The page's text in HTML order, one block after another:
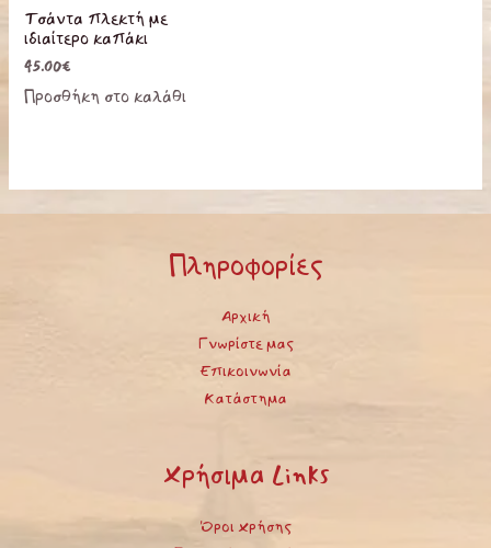
Τσάντα πλεκτή με
ιδιαίτερο καπάκι
45.00€
Προσθήκη στο καλάθι
Πληροφορίες
Αρχική
Γνωρίστε μας
Επικοινωνία
Κατάστημα
Χρήσιμα Links
Όροι Χρήσης